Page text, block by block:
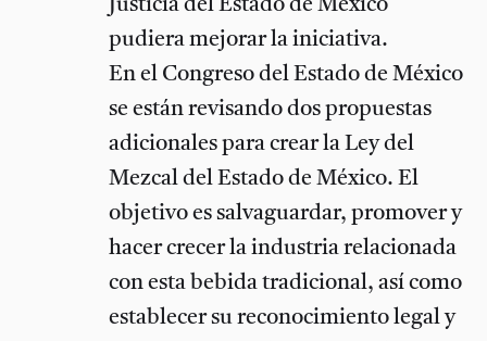
Justicia del Estado de México
pudiera mejorar la iniciativa.
En el Congreso del Estado de México
se están revisando dos propuestas
adicionales para crear la Ley del
Mezcal del Estado de México. El
objetivo es salvaguardar, promover y
hacer crecer la industria relacionada
con esta bebida tradicional, así como
establecer su reconocimiento legal y